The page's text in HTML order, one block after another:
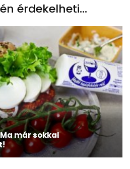
érdekelheti...
már sokkal